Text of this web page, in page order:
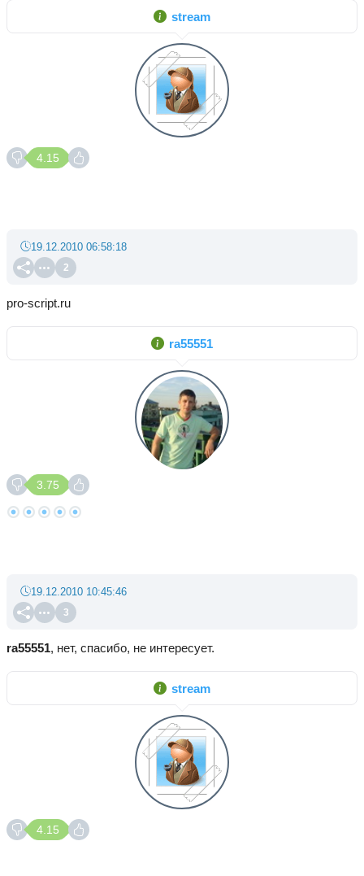
stream
4.15
2
19.12.2010 06:58:18
pro-script.ru
ra55551
3.75
3
19.12.2010 10:45:46
ra55551, нет, спасибо, не интересует.
stream
4.15